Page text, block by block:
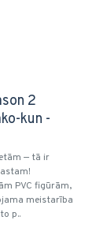
2
kun -
— tā ir
PVC figūrām,
meistarība
p..